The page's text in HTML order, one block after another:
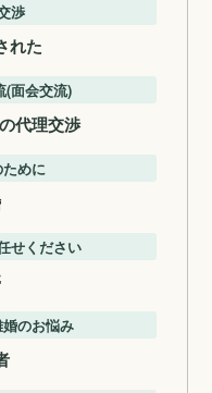
渉
れた
(面会交流)
代理交渉
めに
せください
のお悩み